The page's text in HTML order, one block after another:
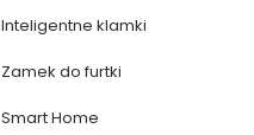
Inteligentne klamki
Zamek do furtki
Smart Home